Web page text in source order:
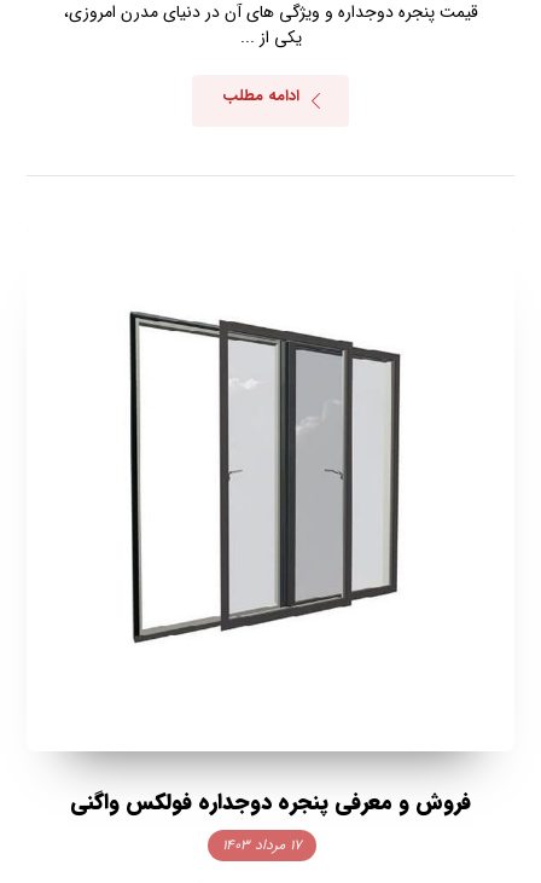
قیمت پنجره دوجداره و ویژگی های آن در دنیای مدرن امروزی،
یکی از ...
ادامه مطلب
فروش و معرفی پنجره دوجداره فولکس واگنی
۱۷ مرداد ۱۴۰۳